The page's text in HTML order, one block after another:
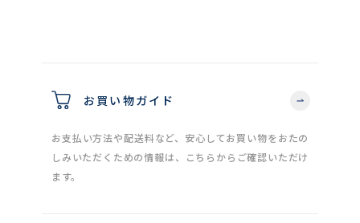
お買い物ガイド
お支払い方法や配送料など、安心してお買い物をおたの
しみいただくための情報は、こちらからご確認いただけ
ます。